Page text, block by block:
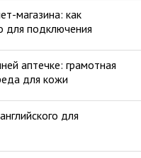
магазина: как
для подключения
аптечке: грамотная
для кожи
для